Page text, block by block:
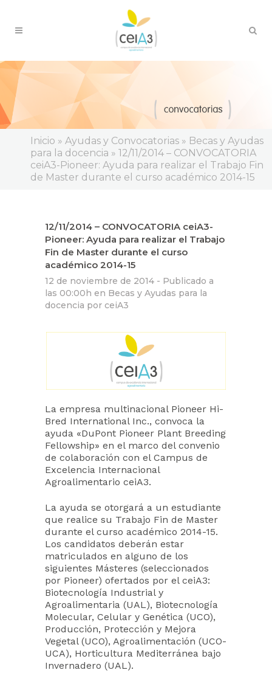
Inicio » Ayudas y Convocatorias » Becas y Ayudas
para la docencia » 12/11/2014 – CONVOCATORIA
ceiA3-Pioneer: Ayuda para realizar el Trabajo Fin
de Master durante el curso académico 2014-15
12/11/2014 – CONVOCATORIA ceiA3-
Pioneer: Ayuda para realizar el Trabajo
Fin de Master durante el curso
académico 2014-15
12 de noviembre de 2014 - Publicado a
las 00:00h en Becas y Ayudas para la
docencia por ceiA3
La empresa multinacional Pioneer Hi-
Bred International Inc., convoca la
ayuda «DuPont Pioneer Plant Breeding
Fellowship» en el marco del convenio
de colaboración con el Campus de
Excelencia Internacional
Agroalimentario ceiA3.
La ayuda se otorgará a un estudiante
que realice su Trabajo Fin de Master
durante el curso académico 2014-15.
Los candidatos deberán estar
matriculados en alguno de los
siguientes Másteres (seleccionados
por Pioneer) ofertados por el ceiA3:
Biotecnología Industrial y
Agroalimentaria (UAL), Biotecnología
Molecular, Celular y Genética (UCO),
Producción, Protección y Mejora
Vegetal (UCO), Agroalimentación (UCO-
UCA), Horticultura Mediterránea bajo
Invernadero (UAL).